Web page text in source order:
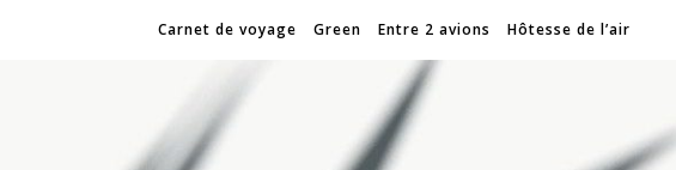
Carnet de voyage Green Entre 2 avions Hôtesse de l’air